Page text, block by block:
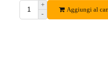
+
-
Aggiungi al